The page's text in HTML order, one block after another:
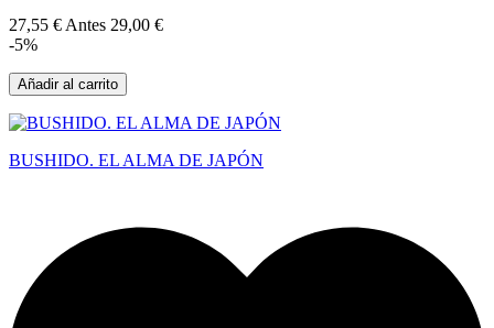
27,55 € Antes 29,00 €
-5%
Añadir al carrito
BUSHIDO. EL ALMA DE JAPÓN